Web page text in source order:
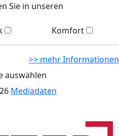
Sie in unseren
Komfort
>> mehr Informationen
auswählen
Mediadaten